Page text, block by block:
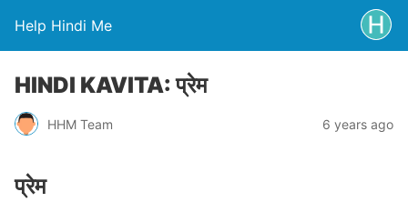
Help Hindi Me
HINDI KAVITA: प्रेम
HHM Team 6 years ago
प्रेम